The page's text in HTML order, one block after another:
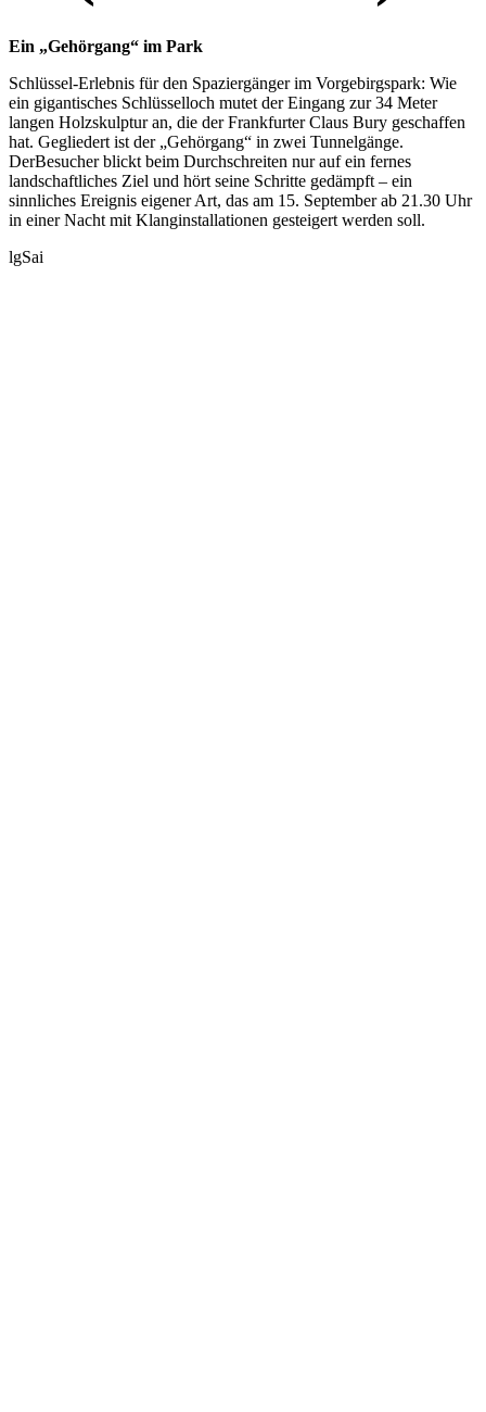
Ein „Gehörgang“ im Park
Schlüssel-Erlebnis für den Spaziergänger im Vorgebirgspark: Wie
ein gigantisches Schlüsselloch mutet der Eingang zur 34 Meter
langen Holzskulptur an, die der Frankfurter Claus Bury geschaffen
hat. Gegliedert ist der „Gehörgang“ in zwei Tunnelgänge.
DerBesucher blickt beim Durchschreiten nur auf ein fernes
landschaftliches Ziel und hört seine Schritte gedämpft – ein
sinnliches Ereignis eigener Art, das am 15. September ab 21.30 Uhr
in einer Nacht mit Klanginstallationen gesteigert werden soll.
lgSai